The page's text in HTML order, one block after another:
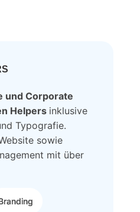
und Corporate
Helpers inklusive
Typografie.
sowie
mit über
Herausforderung
hatte überzeugende
Markenauftritt fehlte
Verpackung, Website
fragmentiert. Die
blieb hinter dem
Kunden suchten
Unsere Lösung